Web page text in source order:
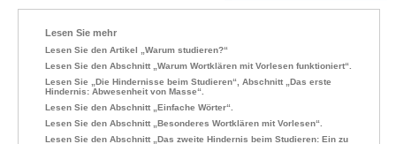
Lesen Sie mehr
Lesen Sie den Artikel „Warum studieren?“
Lesen Sie den Abschnitt „Warum Wortklären mit Vorlesen funktioniert“.
Lesen Sie „Die Hindernisse beim Studieren“, Abschnitt „Das erste
Hindernis: Abwesenheit von Masse“.
Lesen Sie den Abschnitt „Einfache Wörter“.
Lesen Sie den Abschnitt „Besonderes Wortklären mit Vorlesen“.
Lesen Sie den Abschnitt „Das zweite Hindernis beim Studieren: Ein zu